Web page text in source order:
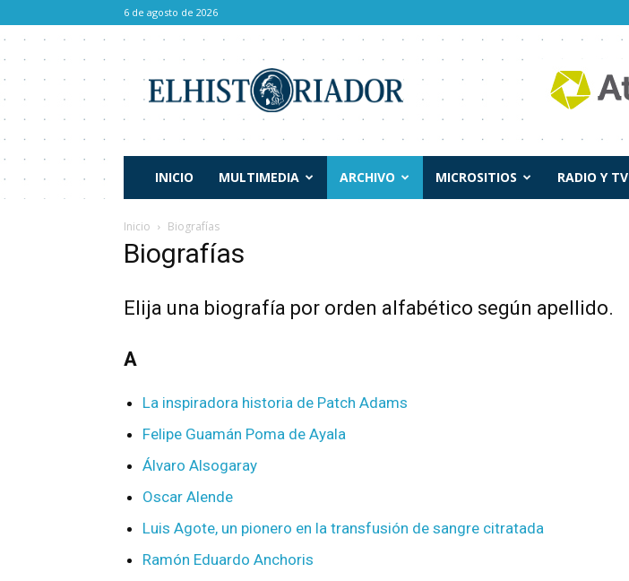
6 de agosto de 2026
Historiador
INICIO MULTIMEDIA ARCHIVO MICROSITIOS RADIO Y TV
Inicio Biografías
Biografías
Elija una biografía por orden alfabético según apellido.
A
La inspiradora historia de Patch Adams
Felipe Guamán Poma de Ayala
Álvaro Alsogaray
Oscar Alende
Luis Agote, un pionero en la transfusión de sangre citratada
Ramón Eduardo Anchoris